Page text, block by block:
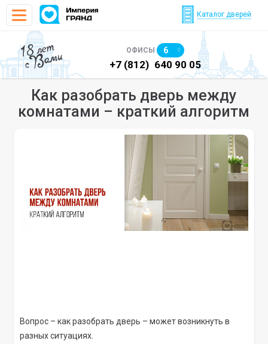
Каталог дверей
18 лет
с Вами ОФИСЫ 6
640 90 48 +7 (812) 640 90 05
Как разобрать дверь между
комнатами – краткий алгоритм
Вопрос – как разобрать дверь – может возникнуть в
разных ситуациях.